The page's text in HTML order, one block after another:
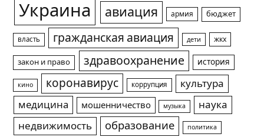
Украина авиация армия бюджет
власть гражданская авиация дети жкх
закон и право здравоохранение история
кино коронавирус коррупция
культура
медицина
мошенничество музыка
наука
недвижимость
образование политика